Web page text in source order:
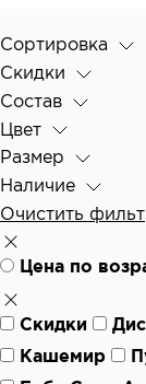
Сортировка
Скидки
Состав
Цвет
Размер
Наличие
Очистить
Цена по
Скидки
Кашемир